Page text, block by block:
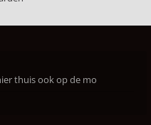
thuis ook op de mo